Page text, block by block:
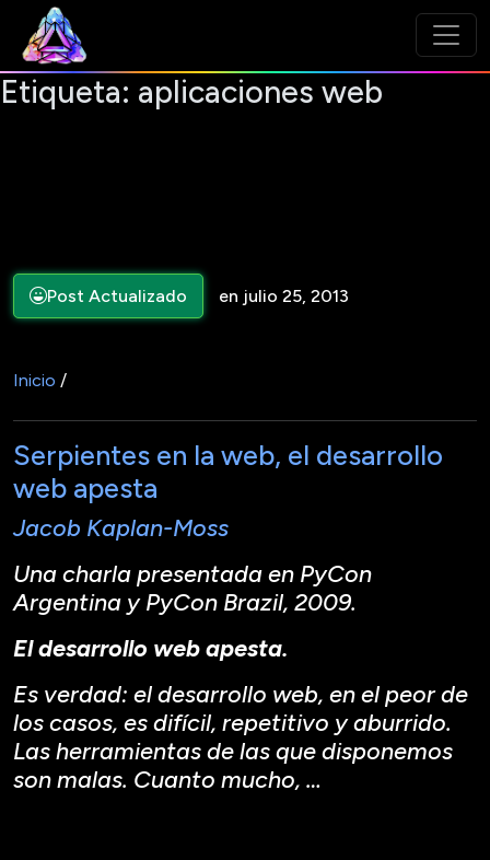
Etiqueta: aplicaciones web
Post Actualizado en julio 25, 2013
Inicio /
Serpientes en la web, el desarrollo
web apesta
Jacob Kaplan-Moss
Una charla presentada en PyCon
Argentina y PyCon Brazil, 2009.
El desarrollo web apesta.
Es verdad: el desarrollo web, en el peor de
los casos, es difícil, repetitivo y aburrido.
Las herramientas de las que disponemos
son malas. Cuanto mucho, …